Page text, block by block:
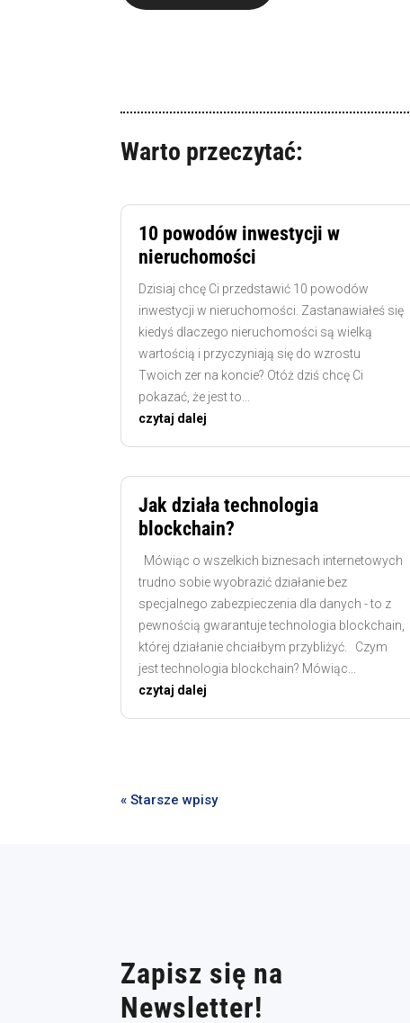
Warto przeczytać:
10 powodów inwestycji w
nieruchomości
Dzisiaj chcę Ci przedstawić 10 powodów
inwestycji w nieruchomości. Zastanawiałeś się
kiedyś dlaczego nieruchomości są wielką
wartością i przyczyniają się do wzrostu
Twoich zer na koncie? Otóż dziś chcę Ci
pokazać, że jest to...
czytaj dalej
Jak działa technologia
blockchain?
Mówiąc o wszelkich biznesach internetowych
trudno sobie wyobrazić działanie bez
specjalnego zabezpieczenia dla danych - to z
pewnością gwarantuje technologia blockchain,
której działanie chciałbym przybliżyć. Czym
jest technologia blockchain? Mówiąc...
czytaj dalej
« Starsze wpisy
Zapisz się na
Newsletter!